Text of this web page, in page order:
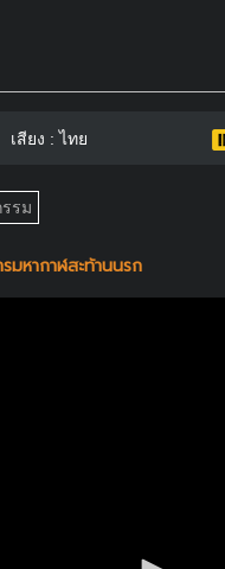
เสียง : ไทย
รม
มหากาฬสะท้านนรก